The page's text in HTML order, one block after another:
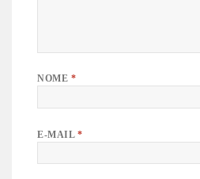
NOME *
E-MAIL *